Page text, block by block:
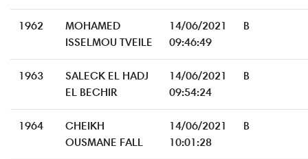
1962
MOHAMED
ISSELMOU TVEILE
14/06/2021
09:46:49
B
1963
SALECK EL HADJ
EL BECHIR
14/06/2021
09:54:24
B
1964
CHEIKH
OUSMANE FALL
14/06/2021
10:01:28
B